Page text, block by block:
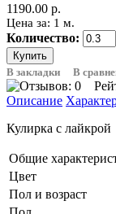
1190.00 р.
Цена за: 1 м.
Количество:
В закладки В
Описание
Кулирка с лайкрой
Общие
Цвет
Пол и возраст